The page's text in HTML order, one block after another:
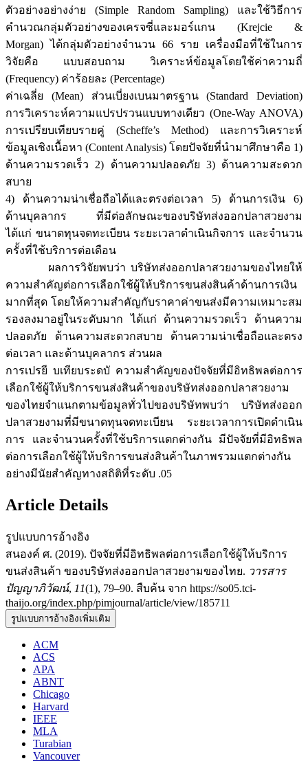
ตัวอย่างอย่างง่าย (Simple Random Sampling) และใช้วิธีการ
คำนวณกลุ่มตัวอย่างของเครจซี่และมอร์แกน (Krejcie &
Morgan) ได้กลุ่มตัวอย่างจำนวน 66 ราย เครื่องมือที่ใช้ในการ
วิจัยคือ แบบสอบถาม วิเคราะห์ข้อมูลโดยใช้ค่าความถี่
(Frequency) ค่าร้อยละ (Percentage)
ค่าเฉลี่ย (Mean) ส่วนเบี่ยงเบนมาตรฐาน (Standard Deviation)
การวิเคราะห์ความแปรปรวนแบบทางเดียว (One-Way ANOVA)
การเปรียบเทียบรายคู่ (Scheffe’s Method) และการวิเคราะห์
ข้อมูลเชิงเนื้อหา (Content Analysis) โดยปัจจัยที่นำมาศึกษาคือ 1)
ด้านความรวดเร็ว 2) ด้านความปลอดภัย 3) ด้านความสะดวก
สบาย
4) ด้านความน่าเชื่อถือได้และตรงต่อเวลา 5) ด้านการเงิน 6)
ด้านบุคลากร ที่มีต่อลักษณะของบริษัทส่งออกปลาสวยงาม
ได้แก่ ขนาดทุนจดทะเบียน ระยะเวลาดำเนินกิจการ และจำนวน
ครั้งที่ใช้บริการต่อเดือน
ผลการวิจัยพบว่า บริษัทส่งออกปลาสวยงามของไทยให้
ความสำคัญต่อการเลือกใช้ผู้ให้บริการขนส่งสินค้าด้านการเงิน
มากที่สุด โดยให้ความสำคัญกับราคาค่าขนส่งมีความเหมาะสม
รองลงมาอยู่ในระดับมาก ได้แก่ ด้านความรวดเร็ว ด้านความ
ปลอดภัย ด้านความสะดวกสบาย ด้านความน่าเชื่อถือและตรง
ต่อเวลา และด้านบุคลากร ส่วนผล
การเปรยี บเทียบระดบั ความสำคัญของปัจจัยที่มีอิทธิพลต่อการ
เลือกใช้ผู้ให้บริการขนส่งสินค้าของบริษัทส่งออกปลาสวยงาม
ของไทยจำแนกตามข้อมูลทั่วไปของบริษัทพบว่า บริษัทส่งออก
ปลาสวยงามที่มีขนาดทุนจดทะเบียน ระยะเวลาการเปิดดำเนิน
การ และจำนวนครั้งที่ใช้บริการแตกต่างกัน มีปัจจัยที่มีอิทธิพล
ต่อการเลือกใช้ผู้ให้บริการขนส่งสินค้าในภาพรวมแตกต่างกัน
อย่างมีนัยสำคัญทางสถิติที่ระดับ .05
Article Details
รูปแบบการอ้างอิง
สนองค์ ศ. (2019). ปัจจัยที่มีอิทธิพลต่อการเลือกใช้ผู้ให้บริการ
ขนส่งสินค้า ของบริษัทส่งออกปลาสวยงามของไทย. วารสาร
ปัญญาภิวัฒน์, 11(1), 79–90. สืบค้น จาก https://so05.tci-
thaijo.org/index.php/pimjournal/article/view/185711
รูปแบบการอ้างอิงเพิ่มเติม
ACM
ACS
APA
ABNT
Chicago
Harvard
IEEE
MLA
Turabian
Vancouver